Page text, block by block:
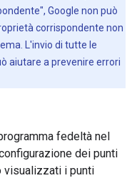
Google non può
corrispondente non
L'invio di tutte le
aiutare a prevenire errori
fedeltà nel
dei punti
visualizzati i punti